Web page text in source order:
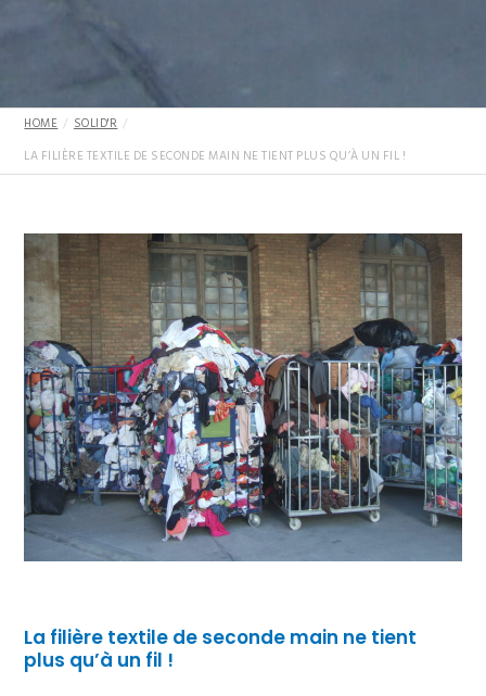
HOME
SOLID'R
LA FILIÈRE TEXTILE DE SECONDE MAIN NE TIENT PLUS QU’À UN FIL !
La filière textile de seconde main ne tient
plus qu’à un fil !